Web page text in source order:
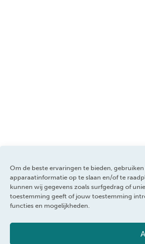
Om de beste ervaringen te bieden,
apparaatinformatie op te slaan en/of te
kunnen wij gegevens zoals surfgedrag of
toestemming geeft of jouw toestemming
functies en mogelijkheden.